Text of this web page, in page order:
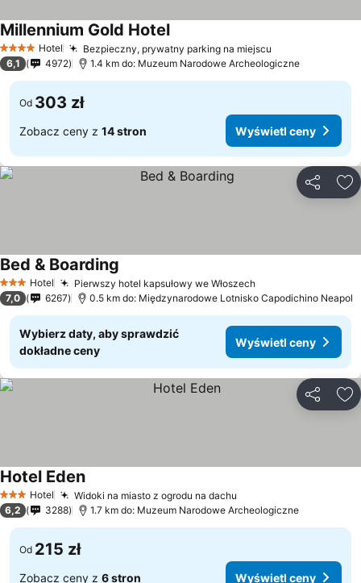
4 KategoriaHotel Bezpieczny, prywatny parking na miejscu
Millennium Gold HotelWyświetl ceny
6,1 4972 1.4 km do: Muzeum Narodowe Archeologiczne
Od 303 zł
Zobacz ceny z 14 stron Wyświetl ceny
3 Kategoria
Hotel Pierwszy hotel kapsułowy we WłoszechWyświetl ceny
Bed & Boarding
7,0 6267 0.5 km do: Międzynarodowe Lotnisko Capodichino Neapol
Wybierz daty, aby sprawdzić
dokładne ceny
Wyświetl ceny
3 Kategoria
Hotel Widoki na miasto z ogrodu na dachu
Hotel EdenWyświetl ceny
6,2 3288 1.7 km do: Muzeum Narodowe Archeologiczne
Od 215 zł
Zobacz ceny z 6 stron Wyświetl ceny